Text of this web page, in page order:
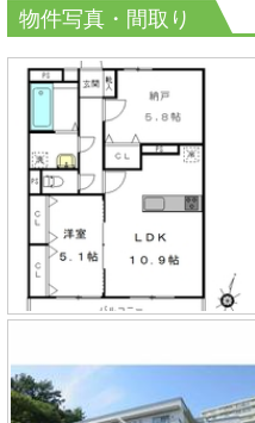
物件写真・間取り